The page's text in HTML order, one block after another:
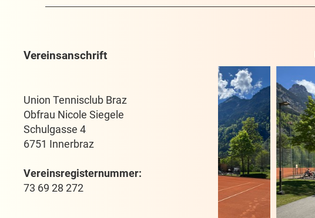
Vereinsanschrift
Union Tennisclub Braz
Obfrau Nicole Siegele
Schulgasse 4
6751 Innerbraz
Vereinsregisternummer:
73 69 28 272